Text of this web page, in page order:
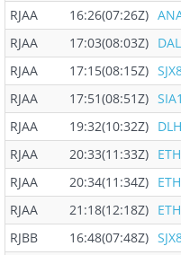
RJAA
16:26(07:26Z)
RJAA
17:03(08:03Z)
RJAA
17:15(08:15Z)
RJAA
17:51(08:51Z)
RJAA
19:32(10:32Z)
RJAA
20:33(11:33Z)
RJAA
20:34(11:34Z)
RJAA
21:18(12:18Z)
RJBB
16:48(07:48Z)